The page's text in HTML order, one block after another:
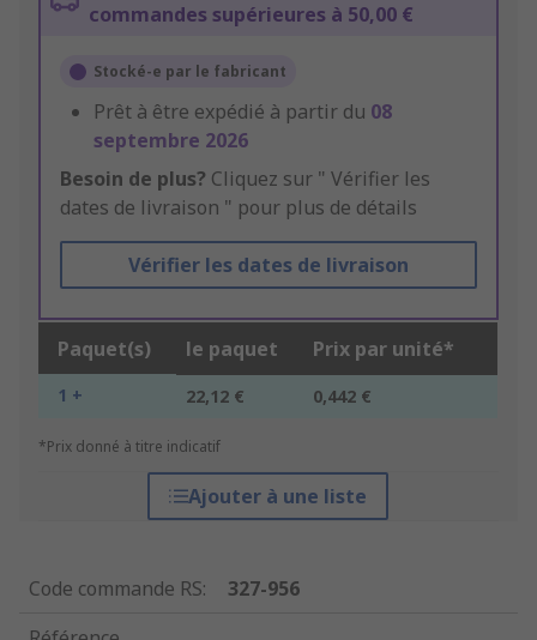
commandes supérieures à 50,00 €
Stocké-e par le fabricant
Prêt à être expédié à partir du 08
septembre 2026
Besoin de plus? Cliquez sur " Vérifier les
dates de livraison " pour plus de détails
Vérifier les dates de livraison
Paquet(s) le paquet Prix par unité*
1 + 22,12 € 0,442 €
*Prix donné à titre indicatif
Ajouter à une liste
Code commande RS:
327-956